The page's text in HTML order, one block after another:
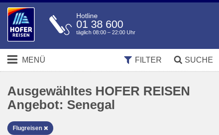
Hotline
01 38 600
täglich 08:00 – 22:00 Uhr
MENÜ SUCHE
FILTER
Ausgewähltes HOFER REISEN
Angebot: Senegal
Flugreisen